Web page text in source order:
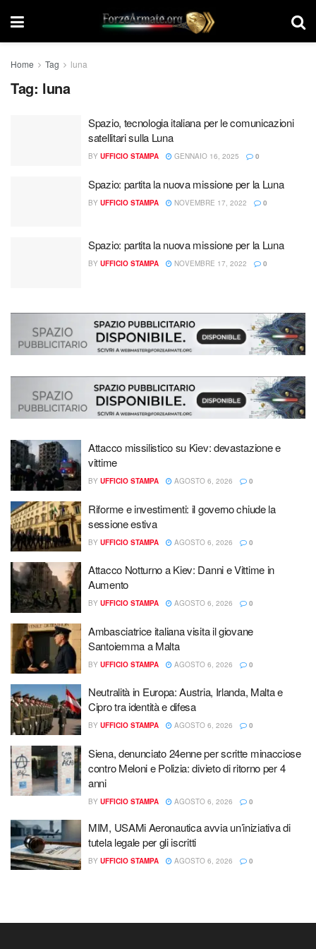
Home Tag luna
Tag: luna
Spazio, tecnologia italiana per le comunicazioni
satellitari sulla Luna
BY UFFICIO STAMPA GENNAIO 16, 2025 0
Spazio: partita la nuova missione per la Luna
BY UFFICIO STAMPA NOVEMBRE 17, 2022 0
Spazio: partita la nuova missione per la Luna
BY UFFICIO STAMPA NOVEMBRE 17, 2022 0
Attacco missilistico su Kiev: devastazione e
vittime
BY UFFICIO STAMPA AGOSTO 6, 2026 0
Riforme e investimenti: il governo chiude la
sessione estiva
BY UFFICIO STAMPA AGOSTO 6, 2026 0
Attacco Notturno a Kiev: Danni e Vittime in
Aumento
BY UFFICIO STAMPA AGOSTO 6, 2026 0
Ambasciatrice italiana visita il giovane
Santoiemma a Malta
BY UFFICIO STAMPA AGOSTO 6, 2026 0
Neutralità in Europa: Austria, Irlanda, Malta e
Cipro tra identità e difesa
BY UFFICIO STAMPA AGOSTO 6, 2026 0
Siena, denunciato 24enne per scritte minacciose
contro Meloni e Polizia: divieto di ritorno per 4
anni
BY UFFICIO STAMPA AGOSTO 6, 2026 0
MIM, USAMi Aeronautica avvia un’iniziativa di
tutela legale per gli iscritti
BY UFFICIO STAMPA AGOSTO 6, 2026 0